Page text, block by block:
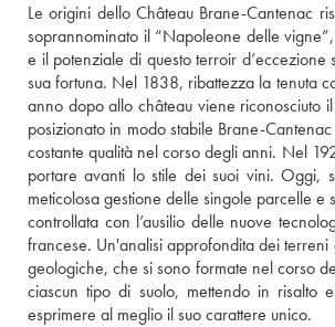
Le origini dello Château Brane-Cantenac
soprannominato il “Napoleone delle
e il potenziale di questo terroir
sua fortuna. Nel 1838, ribattezza la tenuta
anno dopo allo château viene riconosciuto
posizionato in modo stabile Brane-
costante qualità nel corso degli anni. Nel
portare avanti lo stile dei suoi vini. Oggi,
meticolosa gestione delle singole parcelle e
controllata con l’ausilio delle nuove
francese. Un'analisi approfondita dei
geologiche, che si sono formate nel corso
ciascun tipo di suolo, mettendo in risalto
esprimere al meglio il suo carattere unico.